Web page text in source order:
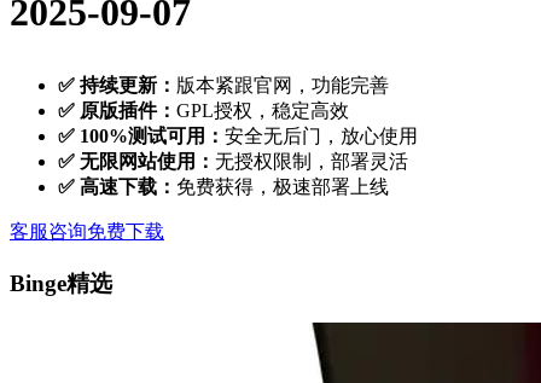
2025-09-07
✅ 持续更新： 版本紧跟官网，功能完善
✅ 原版插件： GPL授权，稳定高效
✅ 100%测试可用： 安全无后门，放心使用
✅ 无限网站使用： 无授权限制，部署灵活
✅ 高速下载： 免费获得，极速部署上线
客服咨询免费下载
Binge精选